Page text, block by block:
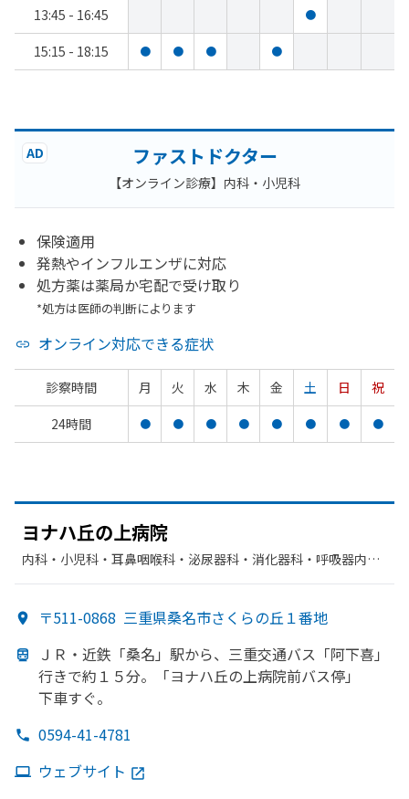
13:45 - 16:45 ●
15:15 - 18:15 ● ● ● ●
AD ファストドクター
【オンライン診療】内科・小児科
保険適用
発熱やインフルエンザに対応
処方薬は薬局か宅配で受け取り
*処方は医師の判断によります
オンライン対応できる症状
診察時間 月 火 水 木 金 土 日
祝
24時間
● ● ● ● ● ● ● ●
ヨナハ丘の上病院
内科・​小児科・​耳鼻咽喉科・​泌尿器科・​消化器科・​呼吸器内
ン・​放射線科・​麻酔科・​リウマチ科
〒511-0868 三重県桑名市さくらの丘１番地
ＪＲ・近鉄 「桑名」 駅から、 三重交通バス「阿下喜」
行きで約１５分。 「ヨナハ丘の上病院前バス停」
下車すぐ。
0594-41-4781
ウェブサイト